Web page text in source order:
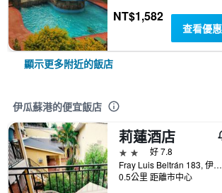
NT$1,582
查看優惠
顯示更多附近的飯店
伊瓜蘇港的便宜飯店
莉蓮酒店
2星級
好 7.8
Fray Luis Beltrán 183, 伊瓜蘇港, 米西奧內斯省, 阿根廷
0.5公里 距離市中心